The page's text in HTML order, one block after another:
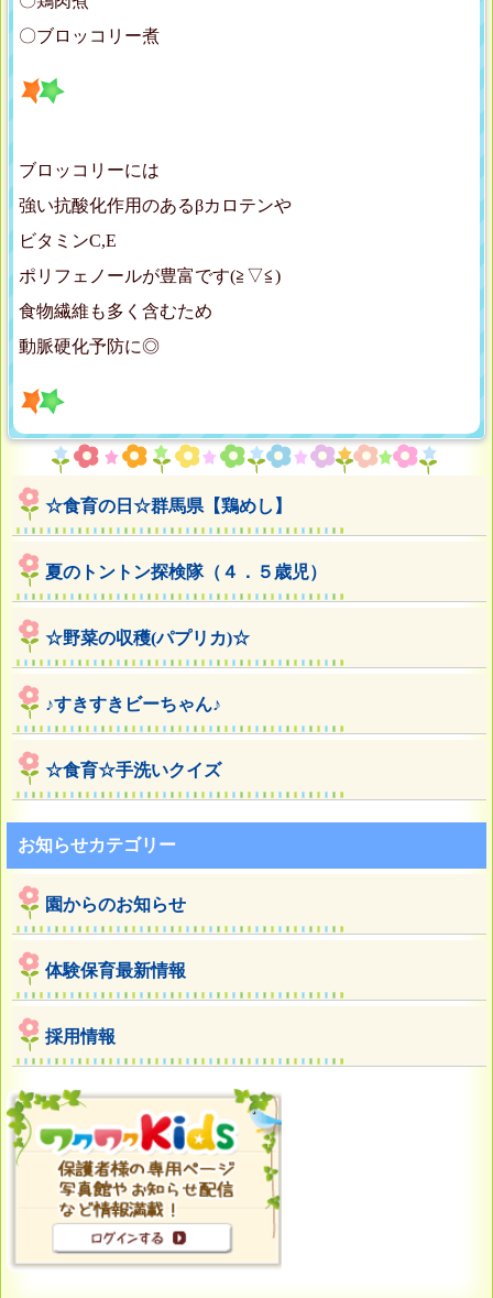
〇ブロッコリー煮
ブロッコリーには
強い抗酸化作用のあるβカロテンや
ビタミンC,E
ポリフェノールが豊富です(≧▽≦)
食物繊維も多く含むため
動脈硬化予防に◎
☆食育の日☆群馬県【鶏めし】
夏のトントン探検隊（４．５歳児）
☆野菜の収穫(パプリカ)☆
♪すきすきビーちゃん♪
☆食育☆手洗いクイズ
お知らせカテゴリー
園からのお知らせ
体験保育最新情報
採用情報